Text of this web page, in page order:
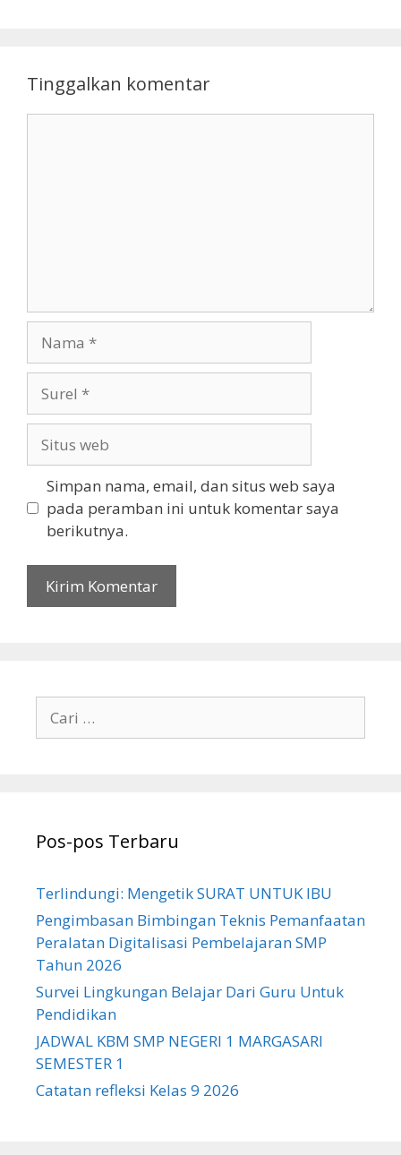
Tinggalkan komentar
web
Simpan nama, email, dan situs web saya
pada peramban ini untuk komentar saya
berikutnya.
untuk:
Pos-pos Terbaru
Terlindungi: Mengetik SURAT UNTUK IBU
Pengimbasan Bimbingan Teknis Pemanfaatan
Peralatan Digitalisasi Pembelajaran SMP
Tahun 2026
Survei Lingkungan Belajar Dari Guru Untuk
Pendidikan
JADWAL KBM SMP NEGERI 1 MARGASARI
SEMESTER 1
Catatan refleksi Kelas 9 2026